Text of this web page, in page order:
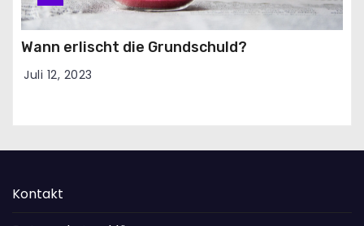
Wann erlischt die Grundschuld?
Juli 12, 2023
Kontakt